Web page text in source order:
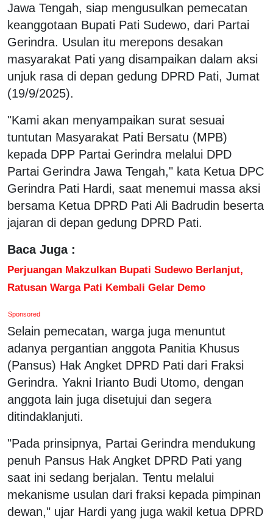
Jawa Tengah, siap mengusulkan pemecatan
keanggotaan Bupati Pati Sudewo, dari Partai
Gerindra. Usulan itu merepons desakan
masyarakat Pati yang disampaikan dalam aksi
unjuk rasa di depan gedung DPRD Pati, Jumat
(19/9/2025).
"Kami akan menyampaikan surat sesuai
tuntutan Masyarakat Pati Bersatu (MPB)
kepada DPP Partai Gerindra melalui DPD
Partai Gerindra Jawa Tengah," kata Ketua DPC
Gerindra Pati Hardi, saat menemui massa aksi
bersama Ketua DPRD Pati Ali Badrudin beserta
jajaran di depan gedung DPRD Pati.
Baca Juga :
Perjuangan Makzulkan Bupati Sudewo Berlanjut,
Ratusan Warga Pati Kembali Gelar Demo
Sponsored
Selain pemecatan, warga juga menuntut
adanya pergantian anggota Panitia Khusus
(Pansus) Hak Angket DPRD Pati dari Fraksi
Gerindra. Yakni Irianto Budi Utomo, dengan
anggota lain juga disetujui dan segera
ditindaklanjuti.
"Pada prinsipnya, Partai Gerindra mendukung
penuh Pansus Hak Angket DPRD Pati yang
saat ini sedang berjalan. Tentu melalui
mekanisme usulan dari fraksi kepada pimpinan
dewan," ujar Hardi yang juga wakil ketua DPRD